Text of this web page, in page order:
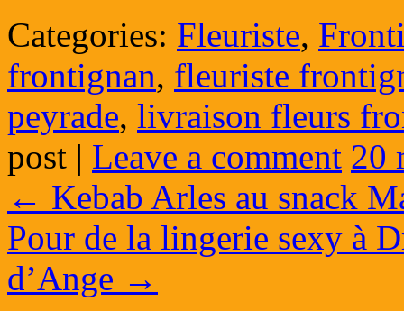
Categories: Fleuriste,
frontignan, fleuriste
peyrade, livraison fleurs
post | Leave a comment 20
← Kebab Arles au snack
Pour de la lingerie sexy à
d’Ange →